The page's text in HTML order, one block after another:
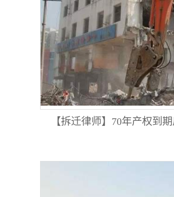
【拆迁律师】70年产权到